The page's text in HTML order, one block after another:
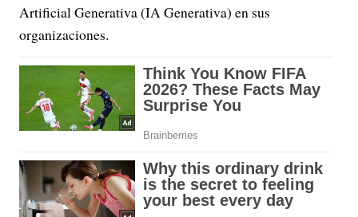
Artificial Generativa (IA Generativa) en sus
organizaciones.